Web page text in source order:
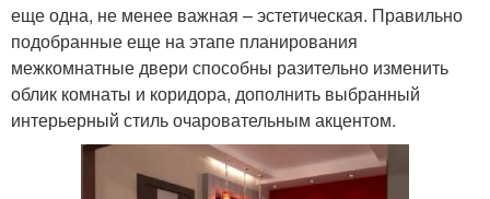
еще одна, не менее важная – эстетическая. Правильно
подобранные еще на этапе планирования
межкомнатные двери способны разительно изменить
облик комнаты и коридора, дополнить выбранный
интерьерный стиль очаровательным акцентом.